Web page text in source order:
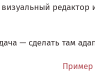
— сделать там
Пример